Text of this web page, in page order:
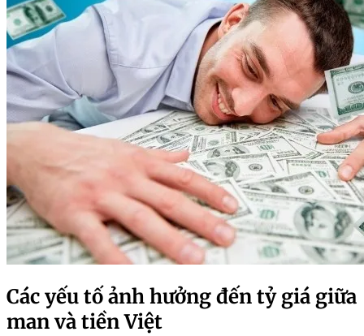
Các yếu tố ảnh hưởng đến tỷ giá giữa
man và tiền Việt